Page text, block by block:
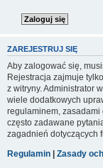
ZAREJESTRUJ SIĘ
Aby zalogować się,
Rejestracja zajmuje
z witryny. Administrator
wiele dodatkowych
regulaminem,
często zadawane
zagadnień dotyczących
Regulamin | Zasady